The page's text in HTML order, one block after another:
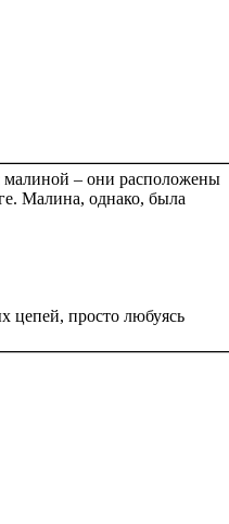
малиной – они расположены
Малина, однако, была
цепей, просто любуясь